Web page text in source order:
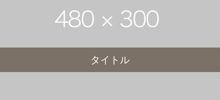
タイトル